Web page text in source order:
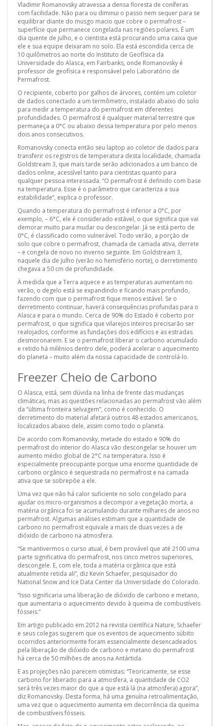
Vladimir Romanovsky atravessa a densa floresta de coníferas
com facilidade. Não para ou diminui o passo nem sequer para se
equilibrar diante do musgo macio que cobre o permafrost –
superfície que permanece congelada nas regiões polares. É um
dia quente de julho, e o cientista está procurando uma caixa que
ele e sua equipe deixaram no solo. Ela está escondida cerca de
10 quilômetros ao norte do Instituto de Geofísica da
Universidade do Alasca, em Fairbanks, onde Romanovsky é
professor de geofísica e responsável pelo Laboratório de
Permafrost.
O recipiente, coberto por galhos de árvores, contém um coletor
de dados conectado a um termômetro, instalado abaixo do solo
para medir a temperatura do permafrost em diferentes
profundidades. O permafrost é qualquer material terrestre que
permaneça a 0°C ou abaixo dessa temperatura por pelo menos
dois anos consecutivos.
Romanovsky conecta então seu laptop ao coletor de dados para
transferir os registros de temperatura desta localidade, chamada
Goldstream 3, que mais tarde serão adicionados a um banco de
dados online, acessível tanto para cientistas quanto para
qualquer pessoa interessada. “O permafrost é definido com base
na temperatura. Esse é o parâmetro que caracteriza a sua
estabilidade”, explica o professor.
Quando a temperatura do permafrost é inferior a 0°C, por
exemplo, – 6°C, ele é considerado estável, o que significa que vai
demorar muito para mudar ou descongelar. Já se está perto de
0°C, é classificado como vulnerável. Todo verão, a porção de
solo que cobre o permafrost, chamada de camada ativa, derrete
– e congela de novo no inverno seguinte. Em Goldstream 3,
naquele dia de julho (verão no hemisfério norte), o derretimento
chegava a 50 cm de profundidade.
À medida que a Terra aquece e as temperaturas aumentam no
verão, o degelo está se expandindo e ficando mais profundo,
fazendo com que o permafrost fique menos estável. Se o
derretimento continuar, haverá consequências profundas para o
Alasca e para o mundo. Cerca de 90% do Estado é coberto por
permafrost, o que significa que vilarejos inteiros precisarão ser
realojados, conforme as fundações dos edifícios e as estradas
desmoronarem. E se o permafrost liberar o carbono acumulado
e retido há milênios dentro dele, poderá acelerar o aquecimento
do planeta – muito além da nossa capacidade de controlá-lo.
Freezer Cheio de Carbono
O Alasca, está, sem dúvida na linha de frente das mudanças
climáticas, mas as questões relacionadas ao permafrost vão além
da “última fronteira selvagem”, como é conhecido. O
derretimento do material afetará outros 48 estados americanos,
localizados abaixo dele, assim como todo o planeta.
De acordo com Romanovsky, metade do estado e 90% do
permafrost do interior do Alasca vão descongelar se houver um
aumento médio global de 2°C na temperatura. Isso é
especialmente preocupante porque uma enorme quantidade de
carbono orgânico é sequestrada no permafrost e na camada
ativa que se sobrepõe a ele.
Uma vez que não há calor suficiente no solo congelado para
ajudar os micro-organismos a decompor a vegetação morta, a
matéria orgânica foi se acumulando durante milhares de anos no
permafrost. Algumas análises estimam que a quantidade de
carbono no permafrost equivale a mais de duas vezes a de
dióxido de carbono na atmosfera.
“Se mantivermos o curso atual, é bem provável que até 2100 uma
parte significativa do permafrost, nos cinco metros superiores,
descongele. E, com ele, toda a matéria orgânica que está
atualmente retida ali”, diz Kevin Schaefer, pesquisador do
National Snow and Ice Data Center da Universidade do Colorado.
“Isso significaria uma liberação de dióxido de carbono e metano,
que aumentaria o aquecimento devido à queima de combustíveis
fósseis.”
Em artigo publicado em 2012 na revista científica Nature, Schaefer
e seus colegas sugerem que os eventos de aquecimento súbito
ocorridos anteriormente foram essencialmente desencadeados
pela liberação de dióxido de carbono e metano do permafrost
há cerca de 50 milhões de anos na Antártida.
E as projeções não parecem otimistas: “Teoricamente, se esse
carbono for liberado para a atmosfera, a quantidade de CO2
será três vezes maior do que a que está lá (na atmosfera) agora”,
diz Romanovsky. Desta forma, há uma genuína retroalimentação,
uma vez que o aquecimento aumenta em decorrência da queima
de combustíveis fósseis.